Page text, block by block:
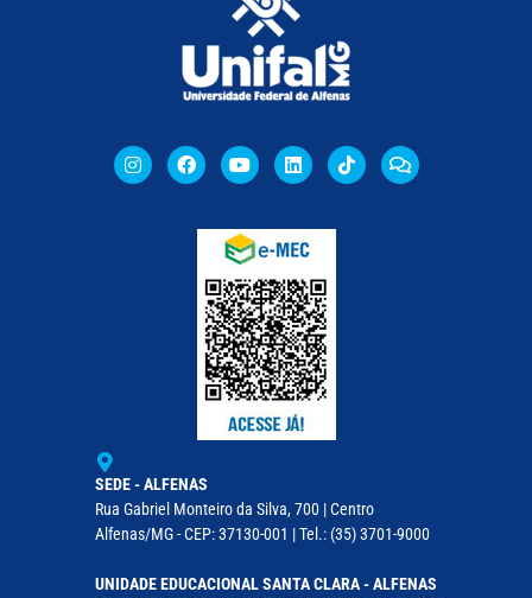
SEDE - ALFENAS
Rua Gabriel Monteiro da Silva, 700 | Centro
Alfenas/MG - CEP: 37130-001 | Tel.: (35) 3701-9000
UNIDADE EDUCACIONAL SANTA CLARA - ALFENAS